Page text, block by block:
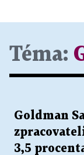
Téma:
Goldman
3,5